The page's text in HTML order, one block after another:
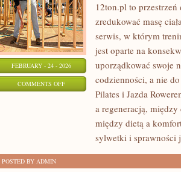
FEBRUARY - 24 - 2026
COMMENTS OFFON
12ton.pl to
zredukować masę
serwis, w którym
jest oparte na
uporządkować swoje
codzienności, a nie
Pilates i Jazda
a regeneracją,
między dietą a
sylwetki i sprawności
POSTED BY ADMIN